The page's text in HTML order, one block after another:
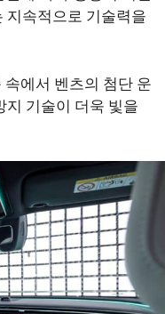
지속적으로 기술력을
에서 벤츠의 첨단 운
지 기술이 더욱 빛을